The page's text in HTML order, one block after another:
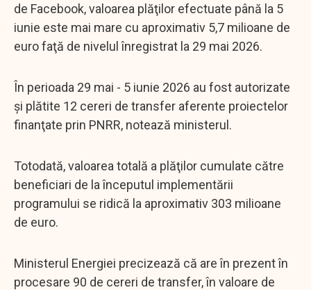
de Facebook, valoarea plăţilor efectuate până la 5
iunie este mai mare cu aproximativ 5,7 milioane de
euro faţă de nivelul înregistrat la 29 mai 2026.
În perioada 29 mai - 5 iunie 2026 au fost autorizate
şi plătite 12 cereri de transfer aferente proiectelor
finanţate prin PNRR, notează ministerul.
Totodată, valoarea totală a plăţilor cumulate către
beneficiari de la începutul implementării
programului se ridică la aproximativ 303 milioane
de euro.
Ministerul Energiei precizează că are în prezent în
procesare 90 de cereri de transfer, în valoare de